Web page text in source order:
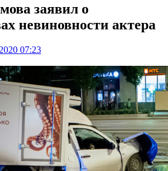
заявил о
невиновности актера
07:23